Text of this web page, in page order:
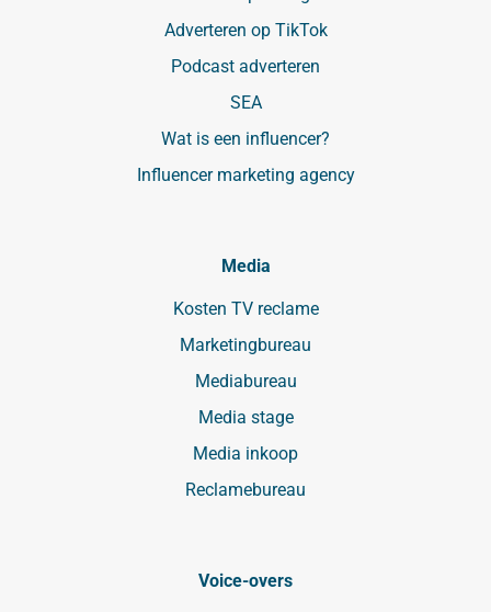
Adverteren op TikTok
Podcast adverteren
SEA
Wat is een influencer?
Influencer marketing agency
Media
Kosten TV reclame
Marketingbureau
Mediabureau
Media stage
Media inkoop
Reclamebureau
Voice-overs